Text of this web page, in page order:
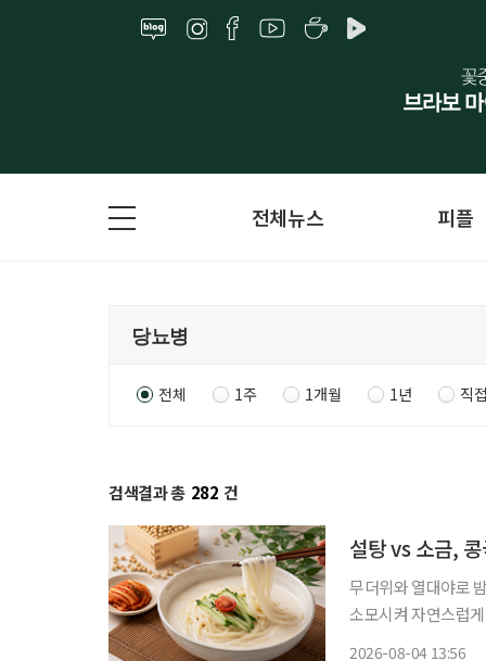
전체뉴스 피플
전체 1주 1개월 1년 직
검색결과 총 282 건
설탕 vs 소금,
무더위와 열대야로
소모시켜 자연스럽게 보양식을 찾게 만든
2026-08-04 13:56